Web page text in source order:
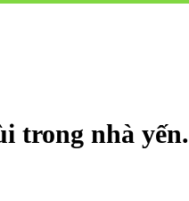
trong nhà yến.